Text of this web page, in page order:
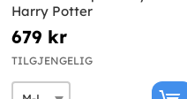
Harry Potter
679 kr
TILGJENGELIG